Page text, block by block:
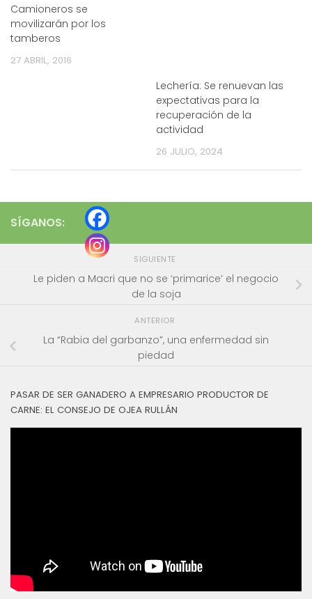
Camioneros se
movilizarán por los
tamberos
27 ABRIL, 2016
Lechería: Se renuevan las
expectativas para la
recuperación de la
actividad
26 JULIO, 2024
SÍGANOS:
SIGUIENTE
Le piden a Macri que no se ‘primarice’ el negocio
de la soja
ANTERIOR
La “Rabia del garbanzo”, una enfermedad sin
piedad
PASAR DE SER GANADERO A EMPRESARIO PRODUCTOR DE
CARNE: EL CONSEJO DE OJEA RULLÁN